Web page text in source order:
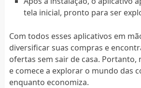
tela inicial, pronto para ser
Com todos esses aplicativos em
diversificar suas compras e
ofertas sem sair de casa. Portanto,
e comece a explorar o mundo das
enquanto economiza.